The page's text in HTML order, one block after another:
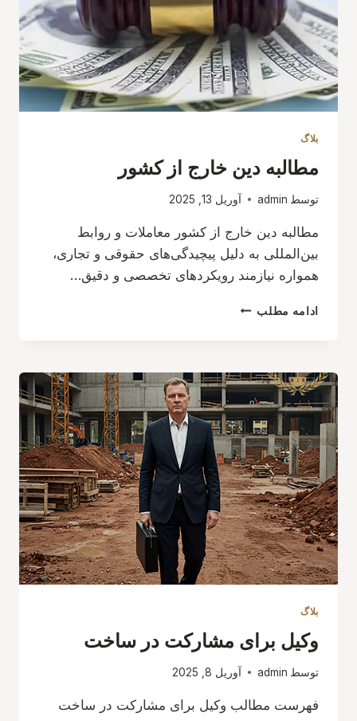
بلاگ
مطالبه دین خارج از کشور
توسط admin آوریل 13, 2025
مطالبه دین خارج از کشور معاملات و روابط
بین‌المللی به دلیل پیچیدگی‌های حقوقی و تجاری،
همواره نیازمند رویکردهای تخصصی و دقیق…
ادامه مطلب مطالبه
کشور
بلاگ
وکیل برای مشارکت در ساخت
توسط admin آوریل 8, 2025
فهرست مطالب وکیل برای مشارکت در ساخت